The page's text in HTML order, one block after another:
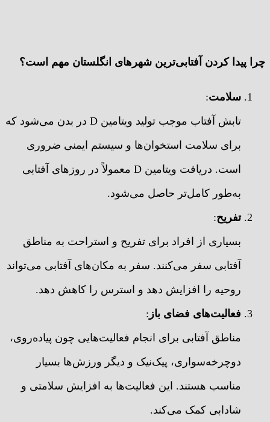
چرا پیدا کردن آفتابی‌ترین شهرهای انگلستان مهم است؟
سلامت:
تابش آفتاب موجب تولید ویتامین D در بدن می‌شود که
برای سلامت استخوان‌ها و سیستم ایمنی ضروری
است. دریافت ویتامین D معمولاً در روزهای آفتابی
به‌طور کامل‌تر حاصل می‌شود.
تفریح:
بسیاری از افراد برای تفریح و استراحت به مناطق
آفتابی سفر می‌کنند. سفر به مکان‌های آفتابی می‌تواند
روحیه را افزایش دهد و استرس را کاهش دهد.
فعالیت‌های فضای باز :
مناطق آفتابی برای انجام فعالیت‌هایی چون پیاده‌روی،
دوچرخه‌سواری، پیک‌نیک و دیگر ورزش‌ها بسیار
مناسب هستند. این فعالیت‌ها به افزایش سلامتی و
شادابی کمک می‌کند.